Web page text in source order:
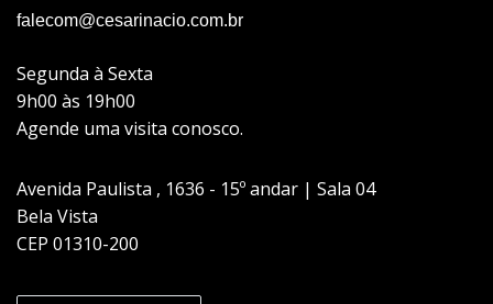
falecom@cesarinacio.com.br
Segunda à Sexta
9h00 às 19h00
Agende uma visita conosco.
Avenida Paulista , 1636 - 15º andar | Sala 04
Bela Vista
CEP 01310-200